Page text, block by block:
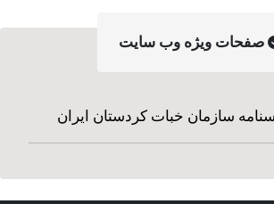
صفحات ویژه وب سایت
سازمان خبات کردستان ایران